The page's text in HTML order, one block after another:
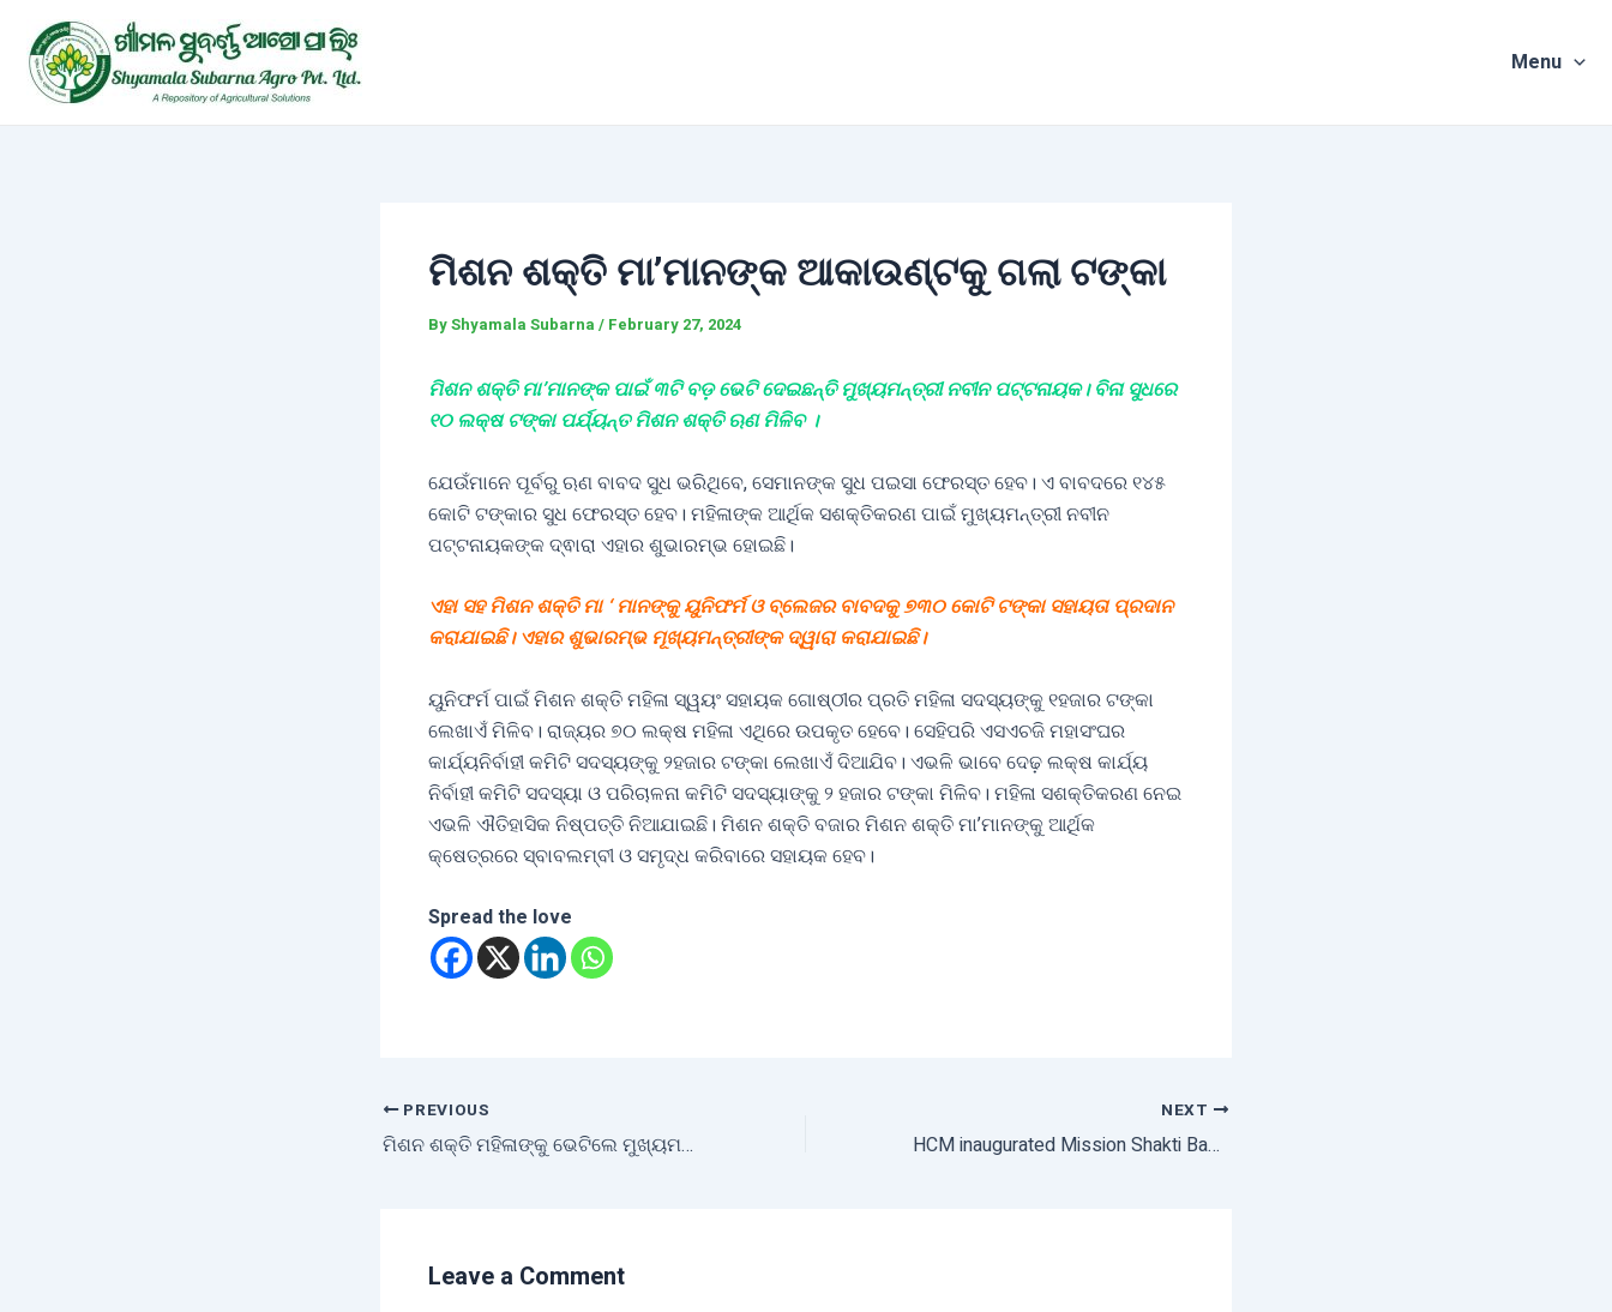
content
Menu
ମିଶନ ଶକ୍ତି ମା’ମାନଙ୍କ ଆକାଉଣ୍ଟକୁ ଗଲା ଟଙ୍କା
ByShyamala Subarna / February 27, 2024
ମିଶନ ଶକ୍ତି ମା’ମାନଙ୍କ ପାଇଁ ୩ଟି ବଡ଼ ଭେଟି ଦେଇଛନ୍ତି ମୁଖ୍ୟମନ୍ତ୍ରୀ ନବୀନ ପଟ୍ଟନାୟକ। ବିନା ସୁଧରେ
୧୦ ଲକ୍ଷ ଟଙ୍କା ପର୍ଯ୍ୟନ୍ତ ମିଶନ ଶକ୍ତି ଋଣ ମିଳିବ ।
ଯେଉଁମାନେ ପୂର୍ବରୁ ଋଣ ବାବଦ ସୁଧ ଭରିଥିବେ, ସେମାନଙ୍କ ସୁଧ ପଇସା ଫେରସ୍ତ ହେବ। ଏ ବାବଦରେ ୧୪୫
କୋଟି ଟଙ୍କାର ସୁଧ ଫେରସ୍ତ ହେବ। ମହିଳାଙ୍କ ଆର୍ଥିକ ସଶକ୍ତିକରଣ ପାଇଁ ମୁଖ୍ୟମନ୍ତ୍ରୀ ନବୀନ
ପଟ୍ଟନାୟକଙ୍କ ଦ୍ଵାରା ଏହାର ଶୁଭାରମ୍ଭ ହୋଇଛି।
ଏହା ସହ ମିଶନ ଶକ୍ତି ମା ‘ ମାନଙ୍କୁ ୟୁନିଫର୍ମ ଓ ବ୍ଲେଜର ବାବଦକୁ ୭୩୦ କୋଟି ଟଙ୍କା ସହାୟତା ପ୍ରଦାନ
କରାଯାଇଛି। ଏହାର ଶୁଭାରମ୍ଭ ମୂଖ୍ୟମନ୍ତ୍ରୀଙ୍କ ଦ୍ୱାରା କରାଯାଇଛି।
ୟୁନିଫର୍ମ ପାଇଁ ମିଶନ ଶକ୍ତି ମହିଳା ସ୍ୱୟଂ ସହାୟକ ଗୋଷ୍ଠୀର ପ୍ରତି ମହିଳା ସଦସ୍ୟଙ୍କୁ ୧ହଜାର ଟଙ୍କା
ଲେଖାଏଁ ମିଳିବ। ରାଜ୍ୟର ୭୦ ଲକ୍ଷ ମହିଳା ଏଥିରେ ଉପକୃତ ହେବେ। ସେହିପରି ଏସଏଚଜି ମହାସଂଘର
କାର୍ଯ୍ୟନିର୍ବାହୀ କମିଟି ସଦସ୍ୟଙ୍କୁ ୨ହଜାର ଟଙ୍କା ଲେଖାଏଁ ଦିଆଯିବ। ଏଭଳି ଭାବେ ଦେଢ଼ ଲକ୍ଷ କାର୍ଯ୍ୟ
ନିର୍ବାହୀ କମିଟି ସଦସ୍ୟା ଓ ପରିଚାଳନା କମିଟି ସଦସ୍ୟାଙ୍କୁ ୨ ହଜାର ଟଙ୍କା ମିଳିବ। ମହିଳା ସଶକ୍ତିକରଣ ନେଇ
ଏଭଳି ଐତିହାସିକ ନିଷ୍ପତ୍ତି ନିଆଯାଇଛି। ମିଶନ ଶକ୍ତି ବଜାର ମିଶନ ଶକ୍ତି ମା’ମାନଙ୍କୁ ଆର୍ଥିକ
କ୍ଷେତ୍ରରେ ସ୍ବାବଲମ୍ବୀ ଓ ସମୃଦ୍ଧ କରିବାରେ ସହାୟକ ହେବ।
Spread the love
PREVIOUS
ମିଶନ ଶକ୍ତି ମହିଳାଙ୍କୁ ଭେଟିଲେ ମୁଖ୍ୟମନ୍ତ୍ରୀ
NEXT
HCM inaugurated Mission Shakti Bazar
Leave a Comment